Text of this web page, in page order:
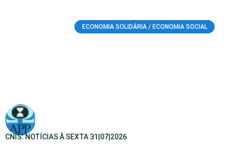
ECONOMIA SOLIDÁRIA / ECONOMIA SOCIAL
CNIS: NOTÍCIAS À SEXTA 31|07|2026